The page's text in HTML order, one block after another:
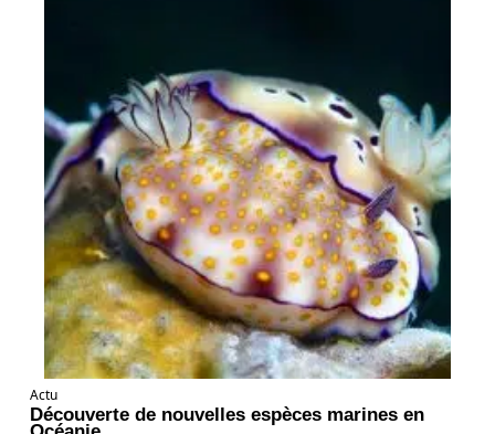
Actu
Découverte de nouvelles espèces marines en